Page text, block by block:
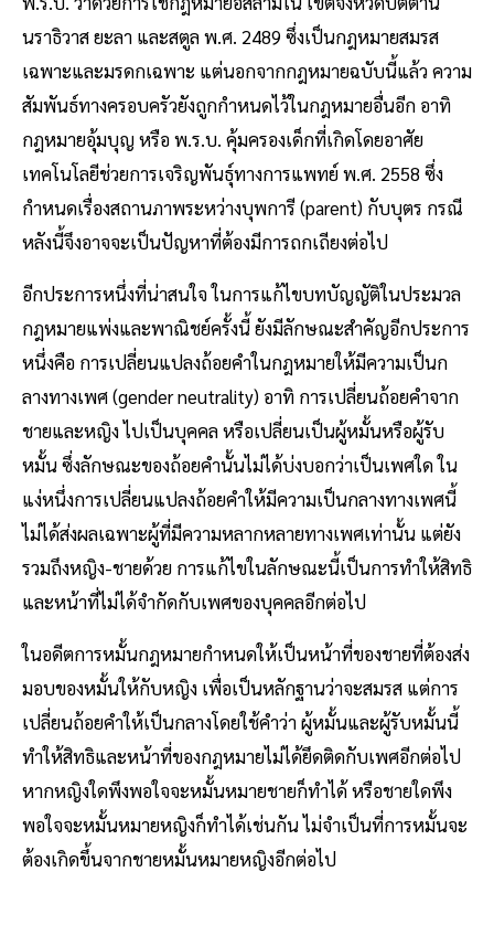
นราธิวาส ยะลา และสตูล พ.ศ. 2489 ซึ่งเป็นกฎหมายสมรส
เฉพาะและมรดกเฉพาะ แต่นอกจากกฎหมายฉบับนี้แล้ว ความ
สัมพันธ์ทางครอบครัวยังถูกกำหนดไว้ในกฎหมายอื่นอีก อาทิ
กฎหมายอุ้มบุญ หรือ พ.ร.บ. คุ้มครองเด็กที่เกิดโดยอาศัย
เทคโนโลยีช่วยการเจริญพันธุ์ทางการแพทย์ พ.ศ. 2558 ซึ่ง
กำหนดเรื่องสถานภาพระหว่างบุพการี (parent) กับบุตร กรณี
หลังนี้จึงอาจจะเป็นปัญหาที่ต้องมีการถกเถียงต่อไป
อีกประการหนึ่งที่น่าสนใจ ในการแก้ไขบทบัญญัติในประมวล
กฎหมายแพ่งและพาณิชย์ครั้งนี้ ยังมีลักษณะสำคัญอีกประการ
หนึ่งคือ การเปลี่ยนแปลงถ้อยคำในกฎหมายให้มีความเป็นก
ลางทางเพศ (gender neutrality) อาทิ การเปลี่ยนถ้อยคำจาก
ชายและหญิง ไปเป็นบุคคล หรือเปลี่ยนเป็นผู้หมั้นหรือผู้รับ
หมั้น ซึ่งลักษณะของถ้อยคำนั้นไม่ได้บ่งบอกว่าเป็นเพศใด ใน
แง่หนึ่งการเปลี่ยนแปลงถ้อยคำให้มีความเป็นกลางทางเพศนี้
ไม่ได้ส่งผลเฉพาะผู้ที่มีความหลากหลายทางเพศเท่านั้น แต่ยัง
รวมถึงหญิง-ชายด้วย การแก้ไขในลักษณะนี้เป็นการทำให้สิทธิ
และหน้าที่ไม่ได้จำกัดกับเพศของบุคคลอีกต่อไป
ในอดีตการหมั้นกฎหมายกำหนดให้เป็นหน้าที่ของชายที่ต้องส่ง
มอบของหมั้นให้กับหญิง เพื่อเป็นหลักฐานว่าจะสมรส แต่การ
เปลี่ยนถ้อยคำให้เป็นกลางโดยใช้คำว่า ผู้หมั้นและผู้รับหมั้นนี้
ทำให้สิทธิและหน้าที่ของกฎหมายไม่ได้ยึดติดกับเพศอีกต่อไป
หากหญิงใดพึงพอใจจะหมั้นหมายชายก็ทำได้ หรือชายใดพึง
พอใจจะหมั้นหมายหญิงก็ทำได้เช่นกัน ไม่จำเป็นที่การหมั้นจะ
ต้องเกิดขึ้นจากชายหมั้นหมายหญิงอีกต่อไป